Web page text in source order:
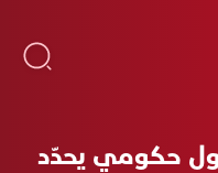
حكومي يحدّد